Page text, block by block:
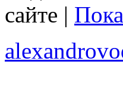
сайте |